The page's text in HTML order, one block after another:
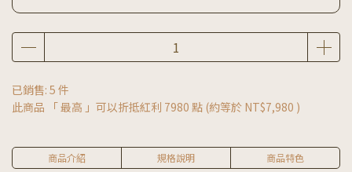
已銷售: 5 件
此商品 「 最高 」可以折抵紅利 7980 點 (約等於 NT$7,980 )
商品介紹 規格說明 商品特色